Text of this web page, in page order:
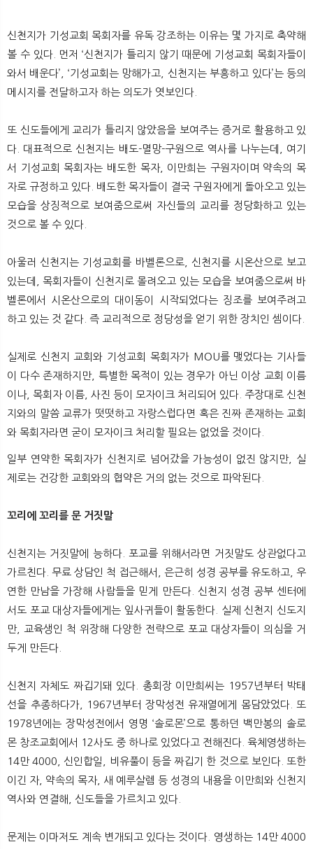
신천지가 기성교회 목회자를 유독 강조하는 이유는 몇 가지로 축약해
볼 수 있다. 먼저 ‘신천지가 틀리지 않기 때문에 기성교회 목회자들이
와서 배운다’, ‘기성교회는 망해가고, 신천지는 부흥하고 있다’는 등의
메시지를 전달하고자 하는 의도가 엿보인다.
또 신도들에게 교리가 틀리지 않았음을 보여주는 증거로 활용하고 있
다. 대표적으로 신천지는 배도-멸망-구원으로 역사를 나누는데, 여기
서 기성교회 목회자는 배도한 목자, 이만희는 구원자이며 약속의 목
자로 규정하고 있다. 배도한 목자들이 결국 구원자에게 돌아오고 있는
모습을 상징적으로 보여줌으로써 자신들의 교리를 정당화하고 있는
것으로 볼 수 있다.
아울러 신천지는 기성교회를 바벨론으로, 신천지를 시온산으로 보고
있는데, 목회자들이 신천지로 몰려오고 있는 모습을 보여줌으로써 바
벨론에서 시온산으로의 대이동이 시작되었다는 징조를 보여주려고
하고 있는 것 같다. 즉 교리적으로 정당성을 얻기 위한 장치인 셈이다.
실제로 신천지 교회와 기성교회 목회자가 MOU를 맺었다는 기사들
이 다수 존재하지만, 특별한 목적이 있는 경우가 아닌 이상 교회 이름
이나, 목회자 이름, 사진 등이 모자이크 처리되어 있다. 주장대로 신천
지와의 말씀 교류가 떳떳하고 자랑스럽다면 혹은 진짜 존재하는 교회
와 목회자라면 굳이 모자이크 처리할 필요는 없었을 것이다.
일부 연약한 목회자가 신천지로 넘어갔을 가능성이 없진 않지만, 실
제로는 건강한 교회와의 협약은 거의 없는 것으로 파악된다.
꼬리에 꼬리를 문 거짓말
신천지는 거짓말에 능하다. 포교를 위해서라면 거짓말도 상관없다고
가르친다. 무료 상담인 척 접근해서, 은근히 성경 공부를 유도하고, 우
연한 만남을 가장해 사람들을 믿게 만든다. 신천지 성경 공부 센터에
서도 포교 대상자들에게는 잎사귀들이 활동한다. 실제 신천지 신도지
만, 교육생인 척 위장해 다양한 전략으로 포교 대상자들이 의심을 거
두게 만든다.
신천지 자체도 짜깁기돼 있다. 총회장 이만희씨는 1957년부터 박태
선을 추종하다가, 1967년부터 장막성전 유재열에게 몸담았었다. 또
1978년에는 장막성전에서 영명 ‘솔로몬’으로 통하던 백만봉의 솔로
몬 창조교회에서 12사도 중 하나로 있었다고 전해진다. 육체영생하는
14만 4000, 신인합일, 비유풀이 등을 짜깁기 한 것으로 보인다. 또한
이긴 자, 약속의 목자, 새 예루살렘 등 성경의 내용을 이만희와 신천지
역사와 연결해, 신도들을 가르치고 있다.
문제는 이마저도 계속 변개되고 있다는 것이다. 영생하는 14만 4000